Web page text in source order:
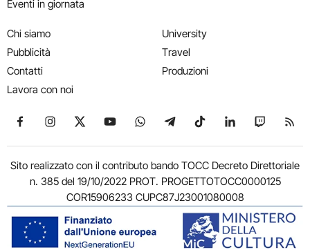
Eventi in giornata
Chi siamo
Pubblicità
Contatti
Lavora con noi
University
Travel
Produzioni
Seguici su Facebook
Seguici su Instagram
Seguici su X
Seguici su YouTube
Seguici su WhatsApp
Seguici su Telegram
Seguici su TikTok
Seguici su
Seguici
Sito realizzato con il contributo bando TOCC Decreto Direttoriale
n. 385 del 19/10/2022 PROT. PROGETTOTOCC0000125
COR15906233 CUPC87J23001080008